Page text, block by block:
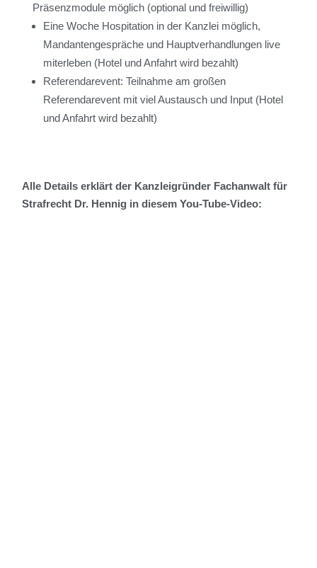
Präsenzmodule möglich (optional und freiwillig)
Eine Woche Hospitation in der Kanzlei möglich,
Mandantengespräche und Hauptverhandlungen live
miterleben (Hotel und Anfahrt wird bezahlt)
Referendarevent: Teilnahme am großen
Referendarevent mit viel Austausch und Input (Hotel
und Anfahrt wird bezahlt)
Alle Details erklärt der Kanzleigründer Fachanwalt für
Strafrecht Dr. Hennig in diesem You-Tube-Video: